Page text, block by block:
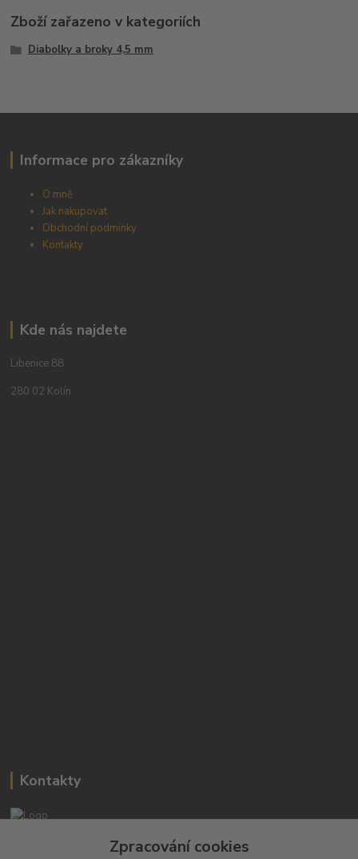
Zboží zařazeno v kategoriích
Diabolky a broky 4,5 mm
Informace pro zákazníky
O mně
Jak nakupovat
Obchodní podmínky
Kontakty
Kde nás najdete
Libenice 88
280 02 Kolín
Kontakty
Zpracování cookies